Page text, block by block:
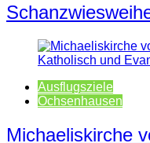
Ausflugsziele
Ochsenhausen
Michaeliskirche